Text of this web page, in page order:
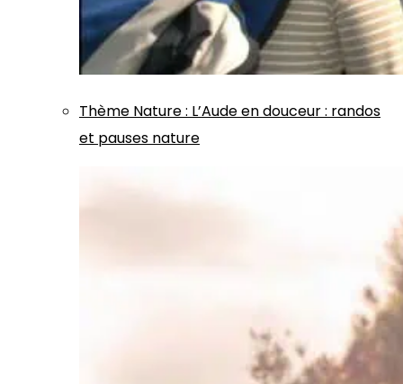
Thème Nature: L’Aude en douceur : randos
et pauses nature